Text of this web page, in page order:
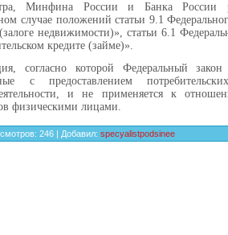
Минфина России и Банка России
случае положений статьи 9.1
недвижимости)», статьи 6.1
кредите (займе)».
согласно которой Федеральный
с предоставлением
и не применяется к
физическими лицами.
: 246 | Добавил: specyalistpodsinee